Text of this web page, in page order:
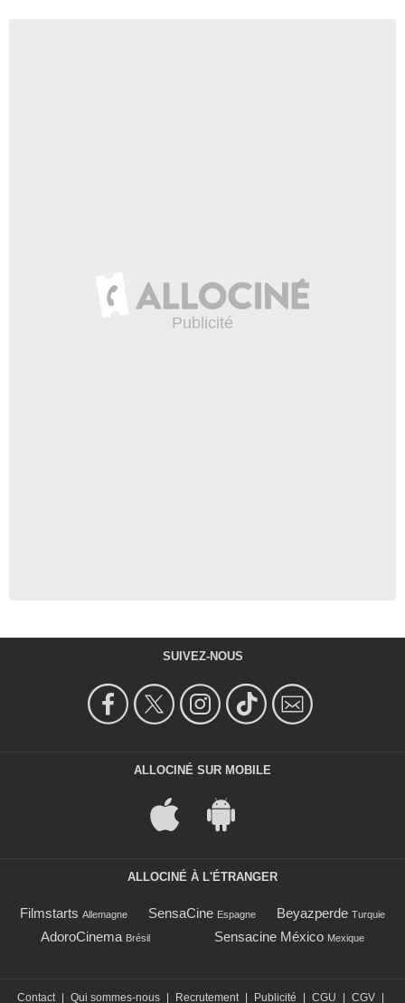
SUIVEZ-NOUS
ALLOCINÉ SUR MOBILE
ALLOCINÉ À L'ÉTRANGER
Filmstarts Allemagne SensaCine Espagne Beyazperde Turquie
AdoroCinema Brésil Sensacine México Mexique
Contact Qui sommes-nous Recrutement Publicité CGU CGV